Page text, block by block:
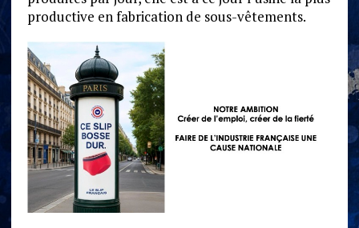
productive en fabrication de sous-vêtements.